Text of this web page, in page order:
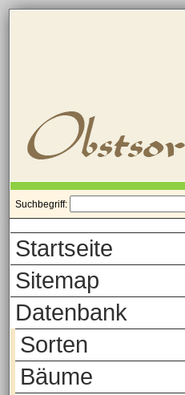
Suchbegriff:
Startseite
Sitemap
Datenbank
Sorten
Bäume